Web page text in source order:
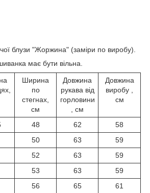
блузи "Жоржина" (заміри по виробу).
має бути вільна.
Ширина
по
стегнах,
см
Довжина
рукава від
горловини
, см
Довжина
виробу ,
см
48 62
58
50 63
59
52 63
59
53 63
59
56 65
61